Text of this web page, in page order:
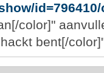
color]"
bent[/